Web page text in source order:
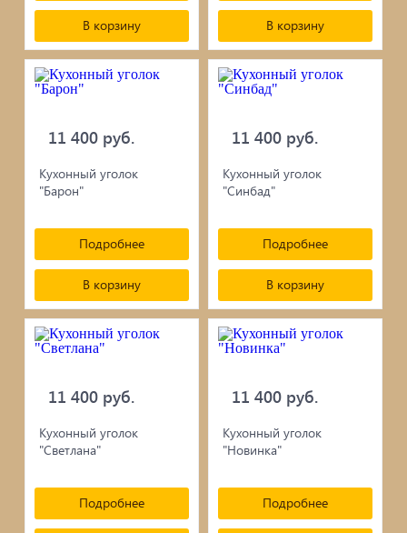
В корзину В корзину
11 400 руб.
Кухонный уголок
"Барон"
Подробнее
В корзину
11 400 руб.
Кухонный уголок
"Синбад"
Подробнее
В корзину
11 400 руб.
Кухонный уголок
"Светлана"
Подробнее
11 400 руб.
Кухонный уголок
"Новинка"
Подробнее